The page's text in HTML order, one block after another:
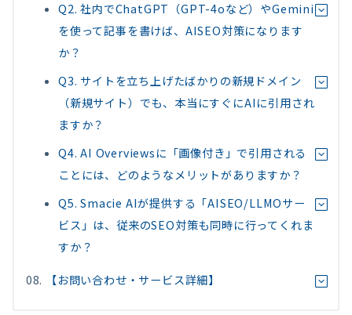
Q2. 社内でChatGPT（GPT-4oなど）やGemini
を使って記事を書けば、AISEO対策になります
か？
Q3. サイトを立ち上げたばかりの新規ドメイン
（新規サイト）でも、本当にすぐにAIに引用され
ますか？
Q4. AI Overviewsに「画像付き」で引用される
ことには、どのようなメリットがありますか？
Q5. Smacie AIが提供する「AISEO/LLMOサー
ビス」は、従来のSEO対策も同時に行ってくれま
すか？
【お問い合わせ・サービス詳細】